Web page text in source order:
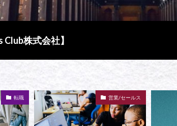
株式会社】
/セールス 転職